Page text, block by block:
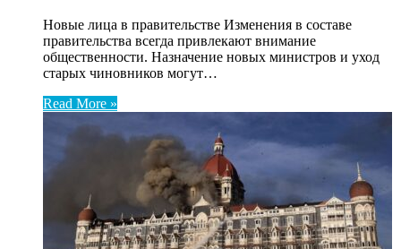
Новые лица в правительстве Изменения в составе
правительства всегда привлекают внимание
общественности. Назначение новых министров и уход
старых чиновников могут…
Read More »